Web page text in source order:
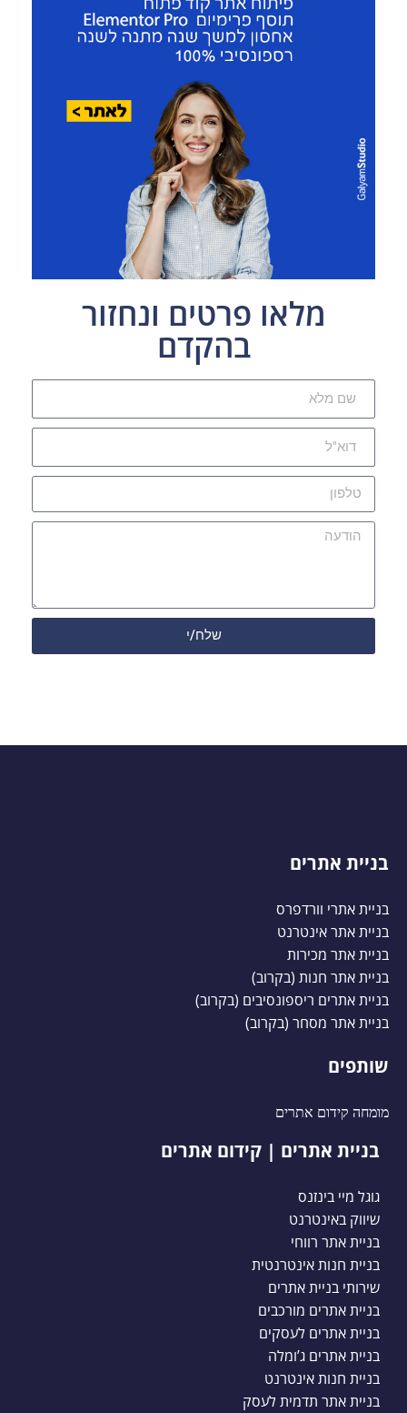
מלאו פרטים ונחזור
בהקדם
שלח/י
בניית אתרים
בניית אתרי וורדפרס
בניית אתר אינטרנט
בניית אתר מכירות
בניית אתר חנות (בקרוב)
בניית אתרים ריספונסיבים (בקרוב)
בניית אתר מסחר (בקרוב)
שותפים
מומחה קידום אתרים
בניית אתרים | קידום אתרים
גוגל מיי בינזנס
שיווק באינטרנט
בניית אתר רווחי
בניית חנות אינטרנטית
שירותי בניית אתרים
בניית אתרים מורכבים
בניית אתרים לעסקים
בניית אתרים ג’ומלה
בניית חנות אינטרנט
בניית אתר תדמית לעסק